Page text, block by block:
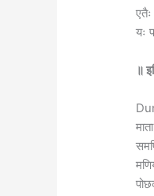
एतैः
यः
॥